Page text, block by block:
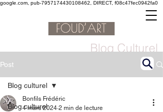
google.com, pub-7957174430108462, DIRECT, f08c47fec0942fa0
Blog Culturel
Post
Blog culturel
Blog culturel
Bonfils Frédéric
4 mars 2024 2 min de lecture